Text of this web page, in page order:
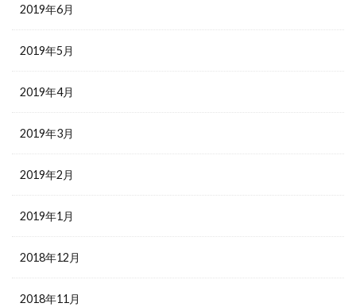
2019年6月
2019年5月
2019年4月
2019年3月
2019年2月
2019年1月
2018年12月
2018年11月